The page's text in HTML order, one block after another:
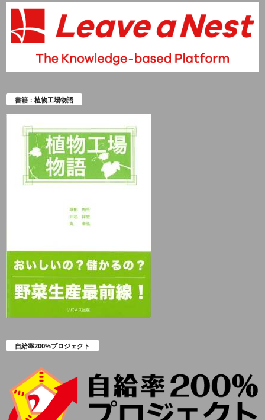
書籍：植物工場物語
自給率200%プロジェクト